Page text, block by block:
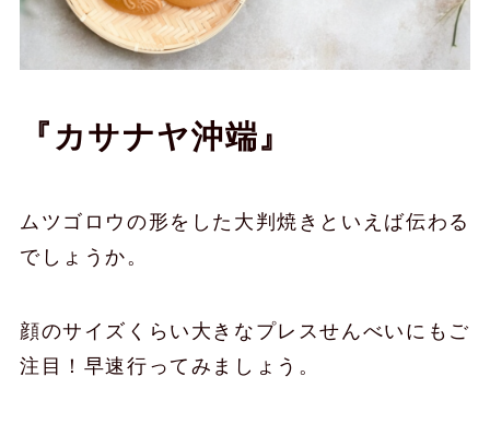
『カサナヤ沖端』
ムツゴロウの形をした大判焼きといえば伝わる
でしょうか。
顔のサイズくらい大きなプレスせんべいにもご
注目！早速行ってみましょう。